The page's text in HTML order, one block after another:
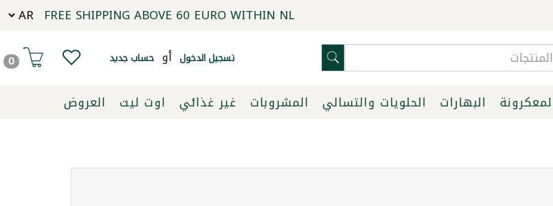
FREE SHIPPING ABOVE 60 EURO WITHIN NL
تسجيل الدخول أو حساب جديد 0
البهارات الحلويات والتسالي المشروبات غير غذائي اوت ليت
العروض